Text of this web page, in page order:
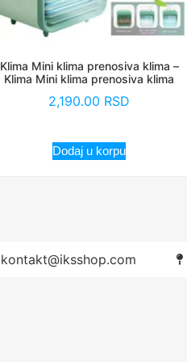
Klima Mini klima prenosiva klima –
Klima Mini klima prenosiva klima
2,190.00 RSD
Dodaj u korpu
kontakt@iksshop.com